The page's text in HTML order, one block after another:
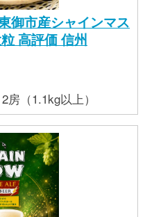
御市産シャインマス
高評価 信州
（1.1kg以上）